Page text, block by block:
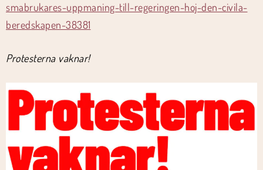
smabrukares-uppmaning-till-regeringen-hoj-den-civila-
beredskapen-38381
Protesterna vaknar!